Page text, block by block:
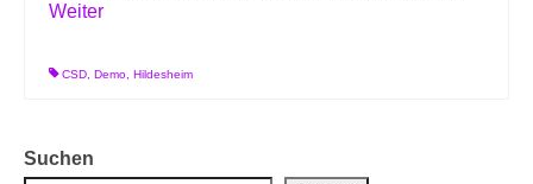
Weiter
CSD Demo Hildesheim
Suchen